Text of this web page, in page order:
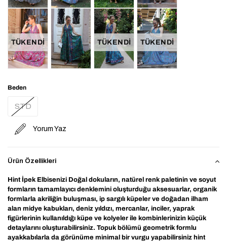
TÜKENDI TÜKENDI TÜKENDI
Beden
STD
Yorum Yaz
Ürün Özellikleri
Hint İpek Elbisenizi Doğal dokuların, natürel renk paletinin ve soyut
formların tamamlayıcı denklemini oluşturduğu aksesuarlar, organik
formlarla akriliğin buluşması, ip sargılı küpeler ve doğadan ilham
alan midye kabukları, deniz yıldızı, mercanlar, inciler, yaprak
figürlerinin kullanıldığı küpe ve kolyeler ile kombinlerinizin küçük
detaylarını oluşturabilirsiniz. Topuk bölümü geometrik formlu
ayakkabılarla da görünüme minimal bir vurgu yapabilirsiniz hint